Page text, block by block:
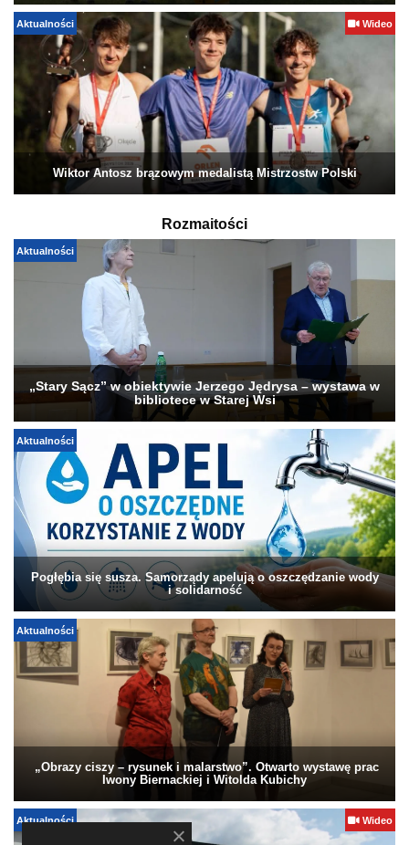
Aktualności Wideo
Wiktor Antosz brązowym medalistą Mistrzostw Polski
Rozmaitości
Aktualności
„Stary Sącz” w obiektywie Jerzego Jędrysa – wystawa w
bibliotece w Starej Wsi
Aktualności
Pogłębia się susza. Samorządy apelują o oszczędzanie wody
i solidarność
Aktualności
„Obrazy ciszy – rysunek i malarstwo”. Otwarto wystawę prac
Iwony Biernackiej i Witolda Kubichy
Aktualności Wideo